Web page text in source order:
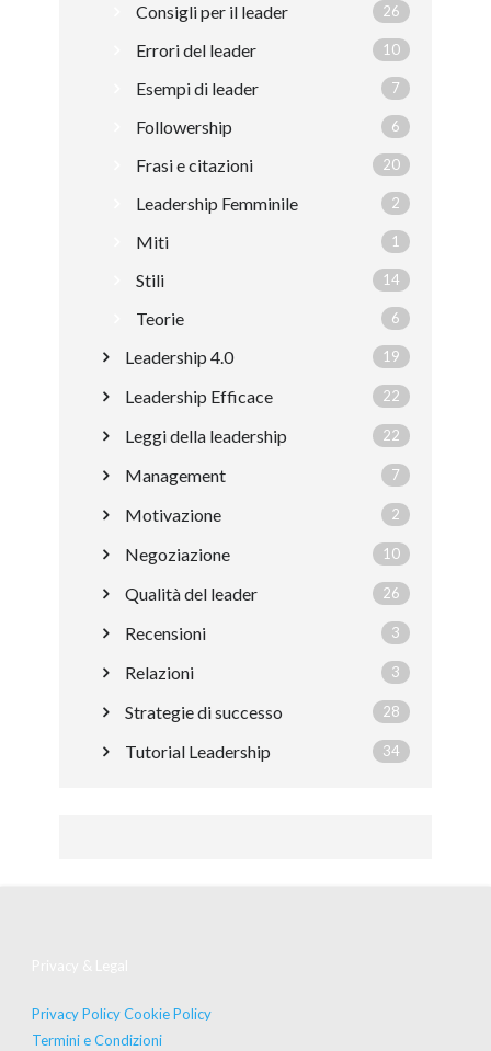
Consigli per il leader 26
Errori del leader 10
Esempi di leader 7
Followership 6
Frasi e citazioni 20
Leadership Femminile 2
Miti 1
Stili 14
Teorie 6
Leadership 4.0 19
Leadership Efficace 22
Leggi della leadership 22
Management 7
Motivazione 2
Negoziazione 10
Qualità del leader 26
Recensioni 3
Relazioni 3
Strategie di successo 28
Tutorial Leadership 34
Privacy PolicyCookie Policy
Termini e Condizioni